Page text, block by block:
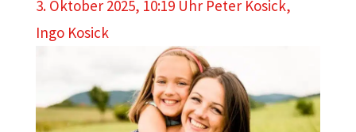
3. Oktober 2025, 10:19 Uhr Peter Kosick,
Ingo Kosick